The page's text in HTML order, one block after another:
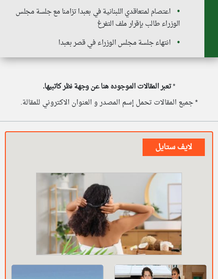
اعتصام لمتعاقدي اللبنانية في بعبدا تزامنا مع جلسة مجلس
الوزراء طالب بإقرار ملف التفرغ
انتهاء جلسة مجلس الوزراء في قصر بعبدا
*تعبر المقالات الموجوده هنا عن وجهة نظر كاتبيها.
* جميع المقالات تحمل إسم المصدر و العنوان الاكتروني للمقالة.
لايف ستايل